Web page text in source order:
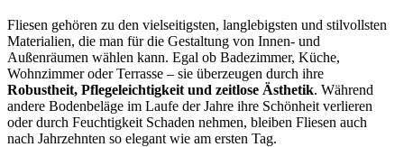
Fliesen gehören zu den vielseitigsten, langlebigsten und stilvollsten
Materialien, die man für die Gestaltung von Innen- und
Außenräumen wählen kann. Egal ob Badezimmer, Küche,
Wohnzimmer oder Terrasse – sie überzeugen durch ihre
Robustheit, Pflegeleichtigkeit und zeitlose Ästhetik. Während
andere Bodenbeläge im Laufe der Jahre ihre Schönheit verlieren
oder durch Feuchtigkeit Schaden nehmen, bleiben Fliesen auch
nach Jahrzehnten so elegant wie am ersten Tag.